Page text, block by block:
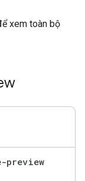
xem toàn bộ